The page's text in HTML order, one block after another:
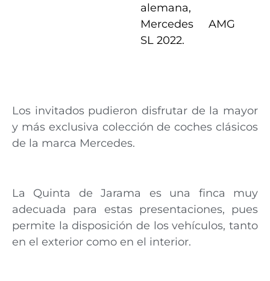
alemana,
Mercedes AMG
SL 2022.
Los invitados pudieron disfrutar de la mayor
y más exclusiva colección de coches clásicos
de la marca Mercedes.
La Quinta de Jarama es una finca muy
adecuada para estas presentaciones, pues
permite la disposición de los vehículos, tanto
en el exterior como en el interior.